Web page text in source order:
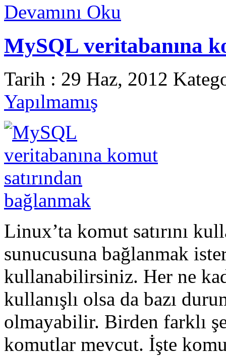
Devamını Oku
MySQL veritabanına
Tarih : 29 Haz, 2012
Yapılmamış
Linux’ta komut satırını
sunucusuna bağlanmak
kullanabilirsiniz. Her ne
kullanışlı olsa da bazı
olmayabilir. Birden farklı
komutlar mevcut. İşte